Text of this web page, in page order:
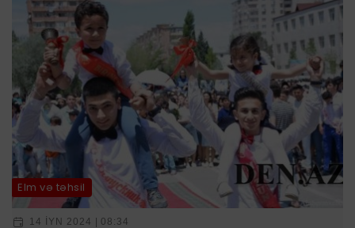
Elm və təhsil
14 IYN 2024 | 08:34